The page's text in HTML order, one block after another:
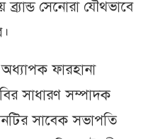
সেনোরা যৌথভাবে
ফারহানা
সাধারণ সম্পাদক
সাবেক সভাপতি